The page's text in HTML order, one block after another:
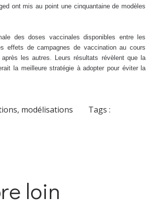
ont mis au point une cinquantaine de modèles
des doses vaccinales disponibles entre les
effets de campagnes de vaccination au cours
les autres. Leurs résultats révèlent que la
la meilleure stratégie à adopter pour éviter la
modélisations
Tags :
loin